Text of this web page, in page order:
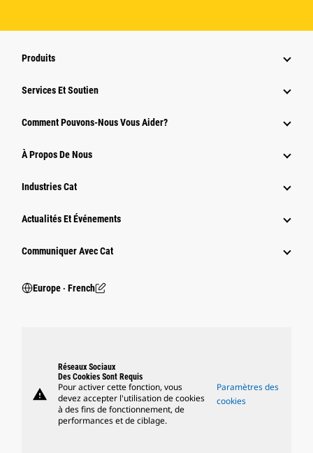
Produits
Services Et Soutien
Comment Pouvons-Nous Vous Aider?
À Propos De Nous
Industries Cat
Actualités Et Événements
Communiquer Avec Cat
Europe ‧ French
warning
Réseaux Sociaux
Des Cookies Sont Requis
Pour activer cette fonction, vous
devez accepter l'utilisation de cookies
à des fins de fonctionnement, de
performances et de ciblage.
Paramètres des
cookies